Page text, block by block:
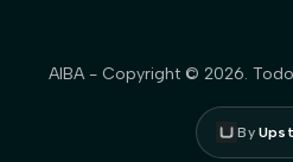
AIBA - Copyright © 2026.
By